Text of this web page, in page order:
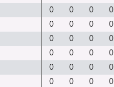
0 0 0
0
0 0 0
0
0 0 0
0
0 0 0
0
0 0 0
0
0 0 0 0